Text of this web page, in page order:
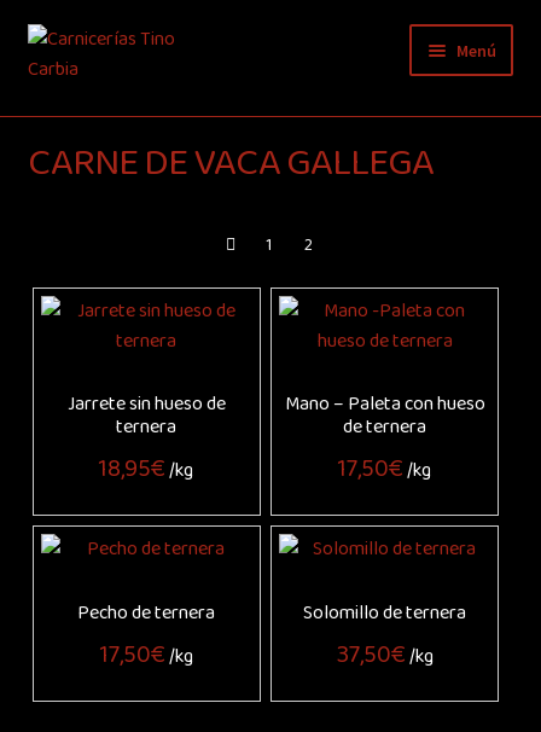
Ir
a
Ir
al
Menú
Inicio
Sobre nosotros
Blog
CARNE DE VACA GALLEGA
1 2
Jarrete sin hueso de
ternera
18,95€/kg
Mano – Paleta con hueso
de ternera
17,50€/kg
Pecho de ternera
17,50€/kg
Solomillo de ternera
37,50€/kg